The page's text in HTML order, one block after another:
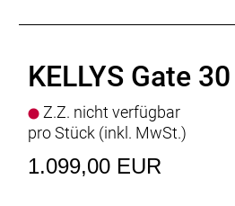
KELLYS Gate
Z.Z. nicht verfügbar
pro Stück (inkl. MwSt.)
1.099,00 EUR